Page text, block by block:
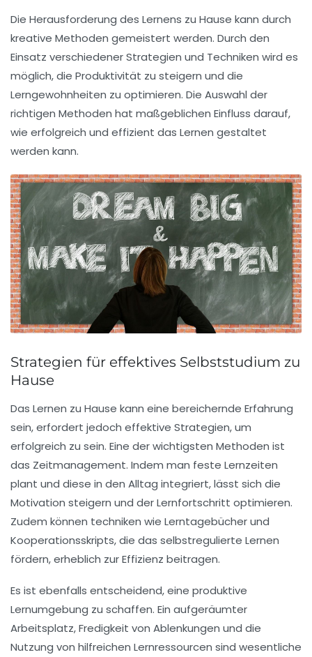
Die Herausforderung des Lernens zu Hause kann durch
kreative Methoden gemeistert werden. Durch den
Einsatz verschiedenerStrategien und Techniken wird es
möglich, die Produktivität zu steigern und die
Lerngewohnheiten zu optimieren. Die Auswahl der
richtigen Methoden hat maßgeblichen Einfluss darauf,
wie erfolgreich und effizient das Lernen gestaltet
werden kann.
Strategien für effektives Selbststudium zu
Hause
Das Lernen zu Hause kann eine bereichernde Erfahrung
sein, erfordert jedoch effektive Strategien, um
erfolgreich zu sein. Eine der wichtigsten Methoden ist
das Zeitmanagement. Indem man feste Lernzeiten
plant und diese in den Alltag integriert, lässt sich die
Motivation steigern und derLernfortschritt optimieren.
Zudem können techniken wie Lerntagebücherund
Kooperationsskripts, die das selbstregulierte Lernen
fördern, erheblich zur Effizienz beitragen.
Es ist ebenfalls entscheidend, eine produktive
Lernumgebung zu schaffen. Ein aufgeräumter
Arbeitsplatz, Fredigkeit von Ablenkungen und die
Nutzung von hilfreichen Lernressourcen sind wesentliche